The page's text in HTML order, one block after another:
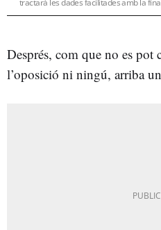
tractarà les dades facilitades amb la
Després, com que no es
l’oposició ni ningú, arriba